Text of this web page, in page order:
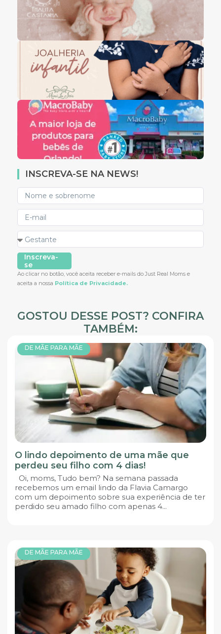
INSCREVA-SE NA NEWS!
Inscreva-
se
Ao clicar no botão, você aceita receber e-mails do Just Real Moms e
aceita a nossa Política de Privacidade.
GOSTOU DESSE POST? CONFIRA
TAMBÉM:
DE MÃE PARA MÃE
O lindo depoimento de uma mãe que
perdeu seu filho com 4 dias!
Oi, moms, Tudo bem? Na semana passada
recebemos um email lindo da Flavia Camargo
com um depoimento sobre sua experiência de ter
perdido seu amado filho com apenas 4...
DE MÃE PARA MÃE